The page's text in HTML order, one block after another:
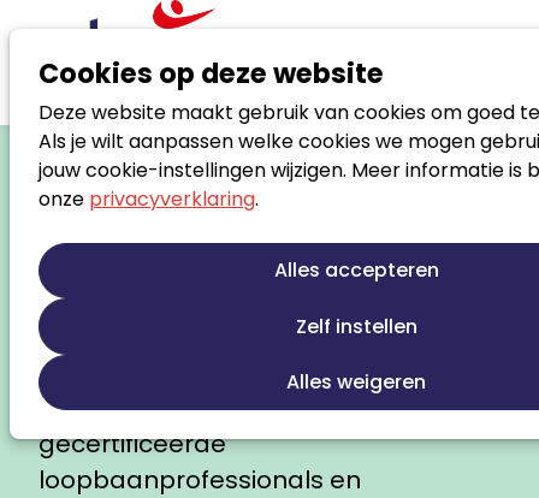
Cookies op deze website
Deze website maakt gebruik van cookies om goed
Als je wilt aanpassen welke cookies we mogen
jouw cookie-instellingen wijzigen. Meer informatie is
onze privacyverklaring.
Alles accepteren
Zelf instellen
Alles weigeren
Loopbaanbegeleiding
die werkt. Voor jou.
een carrièreswitch overweegt, tijdelijk
zonder werk zit, extra ondersteuning
nodig hebt om aan het werk te
komen of klaar bent voor een
volgende stap: bij Noloc vind je
gecertificeerde
loopbaanprofessionals en